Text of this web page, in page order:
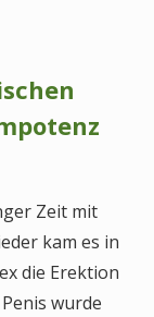
Zeit mit
kam es in
die Erektion
wurde